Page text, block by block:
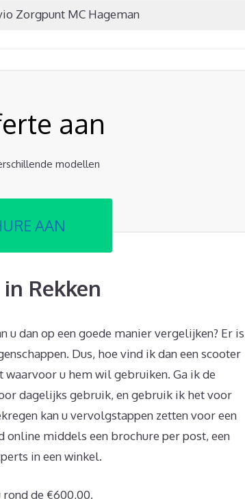
Zorgpunt MC Hageman
aan
modellen
AAN
Rekken
dan op een goede manier vergelijken? Er is
Dus, hoe vind ik dan een scooter
u hem wil gebruiken. Ga ik de
dagelijks gebruik, en gebruik ik het voor
kan u vervolgstappen zetten voor een
middels een brochure per post, een
in een winkel.
de €600,00.